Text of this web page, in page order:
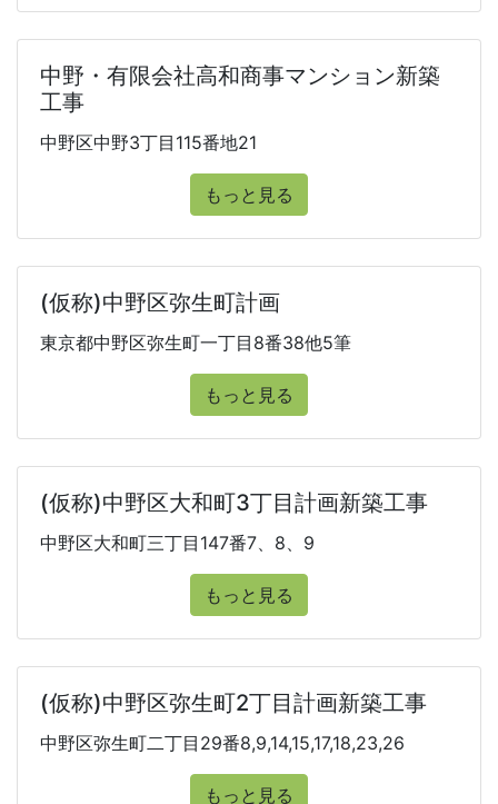
中野・有限会社高和商事マンション新築
工事
中野区中野3丁目115番地21
もっと見る
(仮称)中野区弥生町計画
東京都中野区弥生町一丁目8番38他5筆
もっと見る
(仮称)中野区大和町3丁目計画新築工事
中野区大和町三丁目147番7、8、9
もっと見る
(仮称)中野区弥生町2丁目計画新築工事
中野区弥生町二丁目29番8,9,14,15,17,18,23,26
もっと見る